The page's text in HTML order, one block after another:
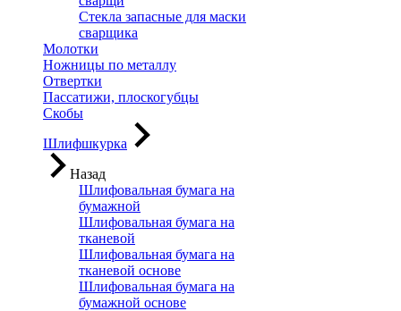
Стекла запасные для маски
сварщика
Молотки
Ножницы по металлу
Отвертки
Пассатижи, плоскогубцы
Скобы
Шлифшкурка
Назад
Шлифовальная бумага на
бумажной
Шлифовальная бумага на
тканевой
Шлифовальная бумага на
тканевой основе
Шлифовальная бумага на
бумажной основе